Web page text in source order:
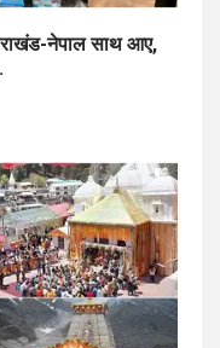
नेपाल साथ आए,